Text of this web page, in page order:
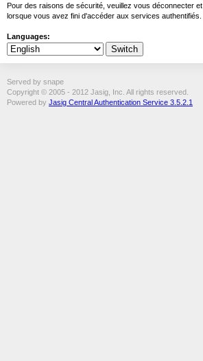
Pour des raisons de sécurité, veuillez vous déconnecter
lorsque vous avez fini d'accéder aux services authentifiés.
Languages:
Served by snape
Copyright © 2005 - 2012 Jasig, Inc. All rights reserved.
Powered by Jasig Central Authentication Service 3.5.2.1